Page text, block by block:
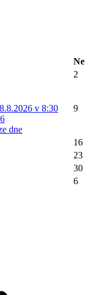
Ne
2
v 8:30
dne
9
16
23
30
6